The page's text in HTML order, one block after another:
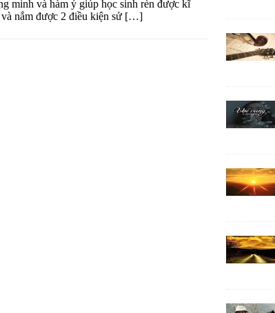
minh và hàm ý giúp học sinh rèn được kĩ
nắm được 2 điều kiện sử […]